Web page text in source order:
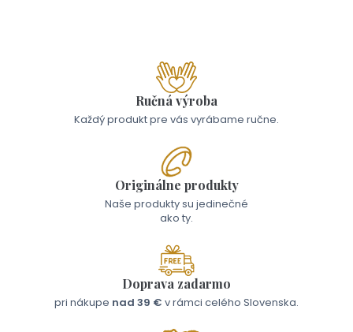
Ručná výroba
Každý produkt pre vás vyrábame ručne.
Originálne produkty
Naše produkty su jedinečné
ako ty.
Doprava zadarmo
pri nákupe nad 39 € v rámci celého Slovenska.